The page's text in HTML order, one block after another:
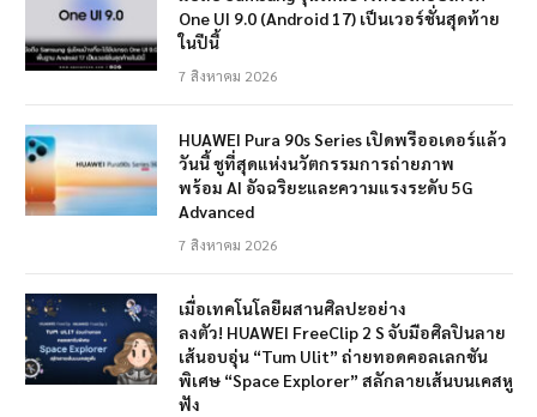
One UI 9.0 (Android 17) เป็นเวอร์ชั่นสุดท้าย
ในปีนี้
7 สิงหาคม 2026
HUAWEI Pura 90s Series เปิดพรีออเดอร์แล้ว
วันนี้ ชูที่สุดแห่งนวัตกรรมการถ่ายภาพ
พร้อม AI อัจฉริยะและความแรงระดับ 5G
Advanced
7 สิงหาคม 2026
เมื่อเทคโนโลยีผสานศิลปะอย่าง
ลงตัว! HUAWEI FreeClip 2 S จับมือศิลปินลาย
เส้นอบอุ่น “Tum Ulit” ถ่ายทอดคอลเลกชัน
พิเศษ “Space Explorer” สลักลายเส้นบนเคสหู
ฟัง